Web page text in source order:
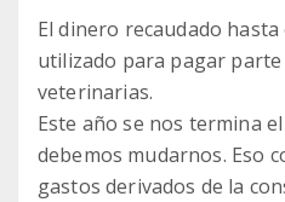
El dinero recaudado
utilizado para pagar
veterinarias.
Este año se nos termina
debemos mudarnos. Eso
gastos derivados de la